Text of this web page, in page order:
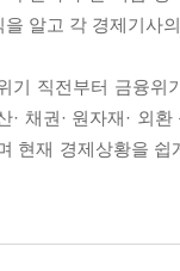
알고 각 경제기사
기 직전부터 금융
· 채권· 원자재· 외
현재 경제상황을